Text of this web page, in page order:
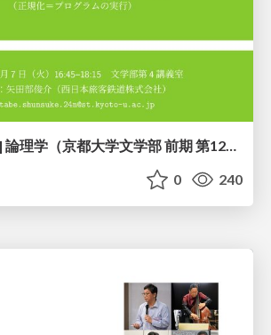
[2026前期火５] 論理学（京都大学文学部 前期 第12回）「証明を走らせる：カリー・ハワード対応」
0 240